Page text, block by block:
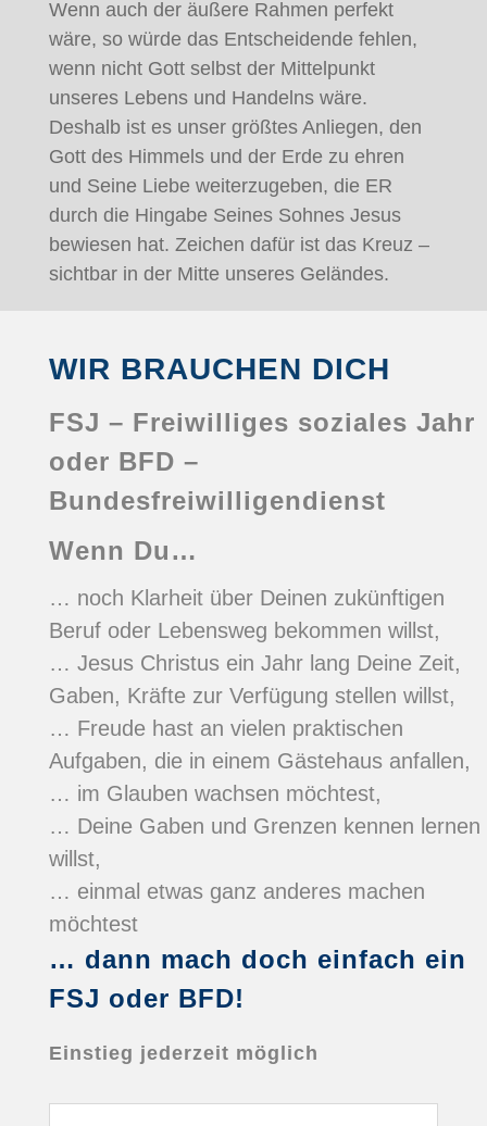
Wenn auch der äußere Rahmen perfekt
wäre, so würde das Entscheidende fehlen,
wenn nicht Gott selbst der Mittelpunkt
unseres Lebens und Handelns wäre.
Deshalb ist es unser größtes Anliegen, den
Gott des Himmels und der Erde zu ehren
und Seine Liebe weiterzugeben, die ER
durch die Hingabe Seines Sohnes Jesus
bewiesen hat. Zeichen dafür ist das Kreuz –
sichtbar in der Mitte unseres Geländes.
WIR BRAUCHEN DICH
FSJ – Freiwilliges soziales Jahr
oder BFD –
Bundesfreiwilligendienst
Wenn Du…
… noch Klarheit über Deinen zukünftigen
Beruf oder Lebensweg bekommen willst,
… Jesus Christus ein Jahr lang Deine Zeit,
Gaben, Kräfte zur Verfügung stellen willst,
… Freude hast an vielen praktischen
Aufgaben, die in einem Gästehaus anfallen,
… im Glauben wachsen möchtest,
… Deine Gaben und Grenzen kennen lernen
willst,
… einmal etwas ganz anderes machen
möchtest
… dann mach doch einfach ein
FSJ oder BFD!
Einstieg jederzeit möglich